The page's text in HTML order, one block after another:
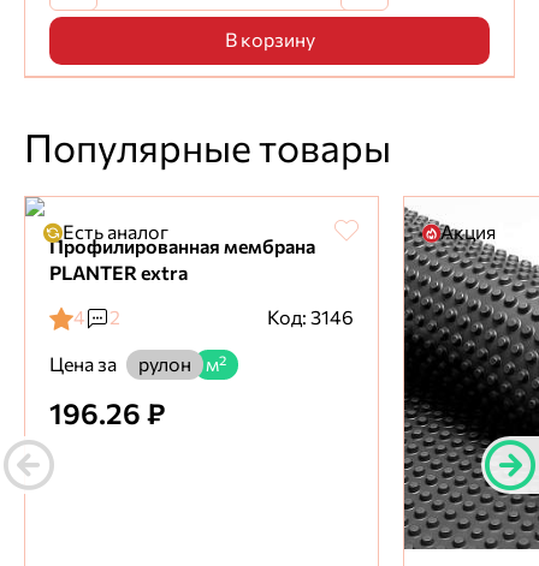
В корзину
Популярные товары
Есть аналог
Профилированная мембрана
PLANTER extra
4
2
Код: 3146
Цена за
рулон м²
196.26 ₽
Акция